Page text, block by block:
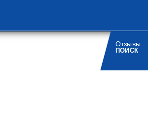
Отзывы
ПОИСК